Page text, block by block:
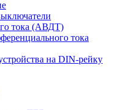
тока (АВДТ)
тока
на DIN-рейку